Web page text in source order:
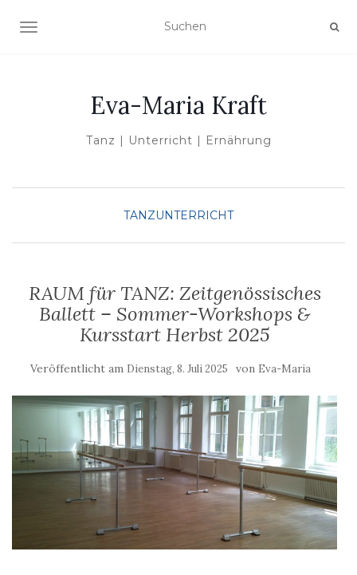
NAVIGATION UMSCHALTEN
Eva-Maria Kraft
Tanz | Unterricht | Ernährung
TANZUNTERRICHT
RAUM für TANZ: Zeitgenössisches
Ballett – Sommer-Workshops &
Kursstart Herbst 2025
Veröffentlicht am Dienstag, 8. Juli 2025 von Eva-Maria